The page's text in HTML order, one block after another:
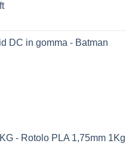
DC in gomma - Batman
- Rotolo PLA 1,75mm 1Kg